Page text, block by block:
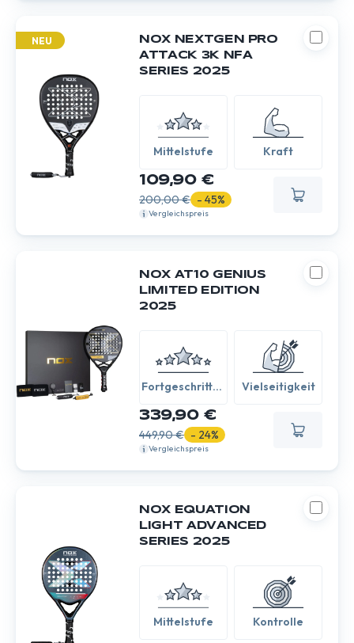
NEU
NOX NEXTGEN PRO
ATTACK 3K NFA
SERIES 2025
Mittelstufe Kraft
109,90 €
200,00 € - 45%
Vergleichspreis
NOX AT10 GENIUS
LIMITED EDITION
2025
Fortgeschritten
Vielseitigkeit
339,90 €
449,90 € - 24%
Vergleichspreis
NOX EQUATION
LIGHT ADVANCED
SERIES 2025
Mittelstufe Kontrolle